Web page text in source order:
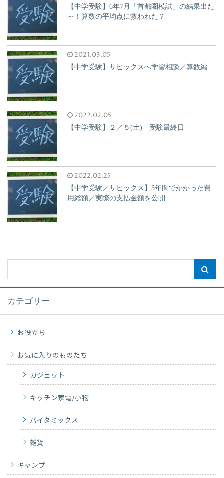
【中学受験】6年7月「首都圏模試」の結果出た
～！算数の平均点に救われた？
2021.03.05
【中学受験】サピックスへ学習相談／算数編
2022.02.05
【中学受験】２／５(土) 受験最終日
2022.02.25
【中学受験／サピックス】3年間でかかった費
用総額／実際の支払金額を公開
カテゴリー
お役立ち
お気に入りのものたち
ガジェット
キッチン家電/小物
バイタミックス
雑貨
キャンプ